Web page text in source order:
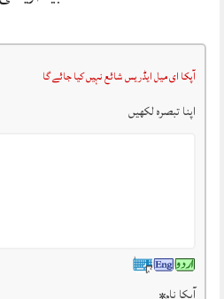
آپکا ای میل ایڈریس شائع نہیں کیا جائے گا
اپنا تبصرہ لکھیں